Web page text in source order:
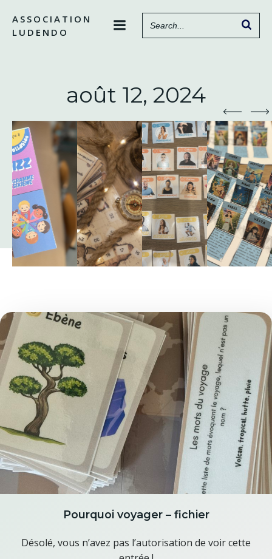
contenu
ASSOCIATION
LUDENDO
août 12, 2024
Pourquoi voyager – fichier
Désolé, vous n’avez pas l’autorisation de voir cette